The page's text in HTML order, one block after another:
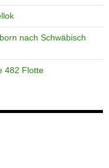
nach Schwäbisch
482 Flotte